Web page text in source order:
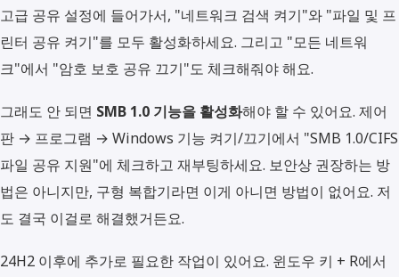
고급 공유 설정에 들어가서, "네트워크 검색 켜기"와 "파일 및 프
린터 공유 켜기"를 모두 활성화하세요. 그리고 "모든 네트워
크"에서 "암호 보호 공유 끄기"도 체크해줘야 해요.
그래도 안 되면 SMB 1.0 기능을 활성화해야 할 수 있어요. 제어
판 → 프로그램 → Windows 기능 켜기/끄기에서 "SMB 1.0/CIFS
파일 공유 지원"에 체크하고 재부팅하세요. 보안상 권장하는 방
법은 아니지만, 구형 복합기라면 이게 아니면 방법이 없어요. 저
도 결국 이걸로 해결했거든요.
24H2 이후에 추가로 필요한 작업이 있어요. 윈도우 키 + R에서